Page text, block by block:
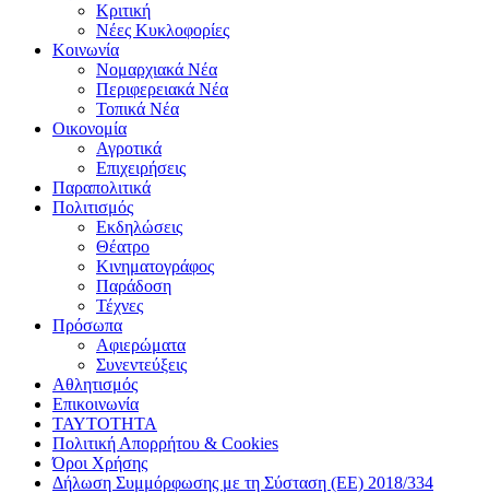
Κριτική
Νέες Κυκλοφορίες
Κοινωνία
Νομαρχιακά Νέα
Περιφερειακά Νέα
Τοπικά Νέα
Οικονομία
Αγροτικά
Επιχειρήσεις
Παραπολιτικά
Πολιτισμός
Εκδηλώσεις
Θέατρο
Κινηματογράφος
Παράδοση
Τέχνες
Πρόσωπα
Αφιερώματα
Συνεντεύξεις
Αθλητισμός
Επικοινωνία
ΤΑΥΤΟΤΗΤΑ
Πολιτική Απορρήτου & Cookies
Όροι Χρήσης
Δήλωση Συμμόρφωσης με τη Σύσταση (ΕΕ) 2018/334